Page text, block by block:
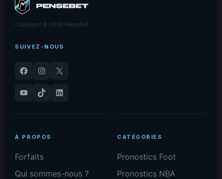
Copyright © 2026 PenseBet
SUIVEZ-NOUS
Facebook Instagram
X
YouTube
TikTok LinkedIn
À PROPOS
Forfaits
Qui sommes-nous ?
CATÉGORIES
Pronostics Foot
Pronostics NBA